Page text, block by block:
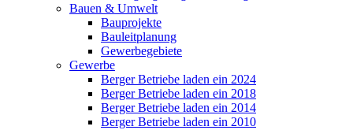
Bauen & Umwelt
Bauprojekte
Bauleitplanung
Gewerbegebiete
Gewerbe
Berger Betriebe laden ein 2024
Berger Betriebe laden ein 2018
Berger Betriebe laden ein 2014
Berger Betriebe laden ein 2010